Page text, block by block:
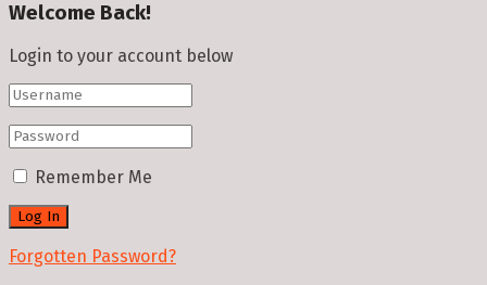
Welcome Back!
Login to your account below
Remember Me
Forgotten Password?